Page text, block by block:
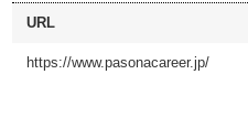
URL
https://www.pasonacareer.jp/